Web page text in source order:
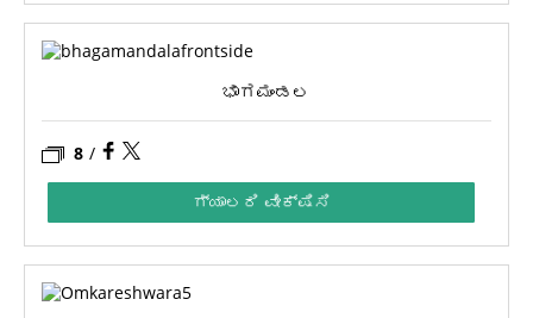
ಭಾಗಮಂಡಲ
8 /
ಗ್ಯಾಲರಿ ವೀಕ್ಷಿಸಿ